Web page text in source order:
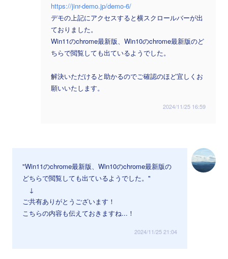
https://jinr-demo.jp/demo-6/
デモの上記にアクセスすると横スクロールバーが出
ておりました。
Win11のchrome最新版、Win10のchrome最新版のど
ちらで閲覧しても出ているようでした。
解決いただけると助かるのでご確認のほど宜しくお
願いいたします。
2024/11/25 16:59
"Win11のchrome最新版、Win10のchrome最新版の
どちらで閲覧しても出ているようでした。"
↓
ご共有ありがとうございます！
こちらの内容も伝えておきますね...！
2024/11/25 21:04